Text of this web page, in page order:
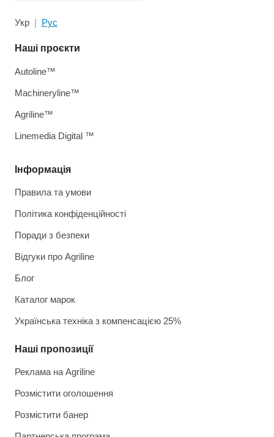
Укр Рус
Інформація
Правила та умови
Політика конфіденційності
Поради з безпеки
Відгуки про Agriline
Блог
Каталог марок
Українська техніка з компенсацією 25%
Наші пропозиції
Реклама на Agriline
Розмістити оголошення
Розмістити банер
Наші проєкти
Autoline™
Machineryline™
Agriline™
Linemedia Digital ™